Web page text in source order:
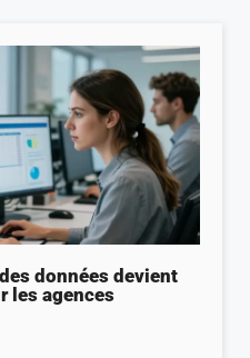
données devient
les agences